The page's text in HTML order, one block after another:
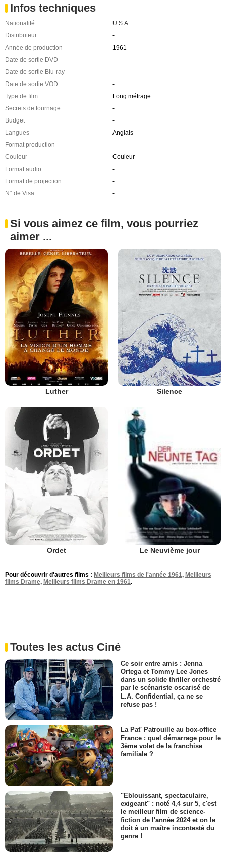
Infos techniques
Nationalité
U.S.A.
Distributeur
-
Année de production
1961
Date de sortie DVD
-
Date de sortie Blu-ray
-
Date de sortie VOD
-
Type de film
Long métrage
Secrets de tournage
-
Budget
-
Langues
Anglais
Format production
-
Couleur
Couleur
Format audio
-
Format de projection
-
N° de Visa
-
Si vous aimez ce film, vous pourriez
aimer ...
Luther Silence
Ordet Le Neuvième jour
Pour découvrir d'autres films : Meilleurs films de l'année 1961, Meilleurs
films Drame, Meilleurs films Drame en 1961.
Toutes les actus Ciné
Ce soir entre amis : Jenna
Ortega et Tommy Lee Jones
dans un solide thriller orchestré
par le scénariste oscarisé de
L.A. Confidential, ça ne se
refuse pas !
La Pat' Patrouille au box-office
France : quel démarrage pour le
3ème volet de la franchise
familiale ?
"Eblouissant, spectaculaire,
exigeant" : noté 4,4 sur 5, c'est
le meilleur film de science-
fiction de l'année 2024 et on le
doit à un maître incontesté du
genre !